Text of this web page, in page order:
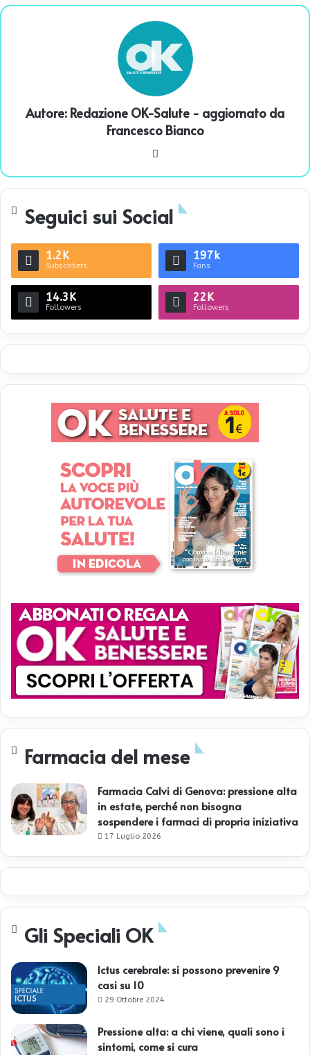
Autore: Redazione OK-Salute - aggiornato da
Francesco Bianco
te
Seguici sui Social
1.2K
Subscribers
197k
Fans
14.3K
Followers
22K
Followers
Farmacia del mese
Farmacia Calvi di Genova: pressione alta
in estate, perché non bisogna
sospendere i farmaci di propria iniziativa
17 Luglio 2026
Gli Speciali OK
Ictus cerebrale: si possono prevenire 9
casi su 10
29 Ottobre 2024
Pressione alta: a chi viene, quali sono i
sintomi, come si cura